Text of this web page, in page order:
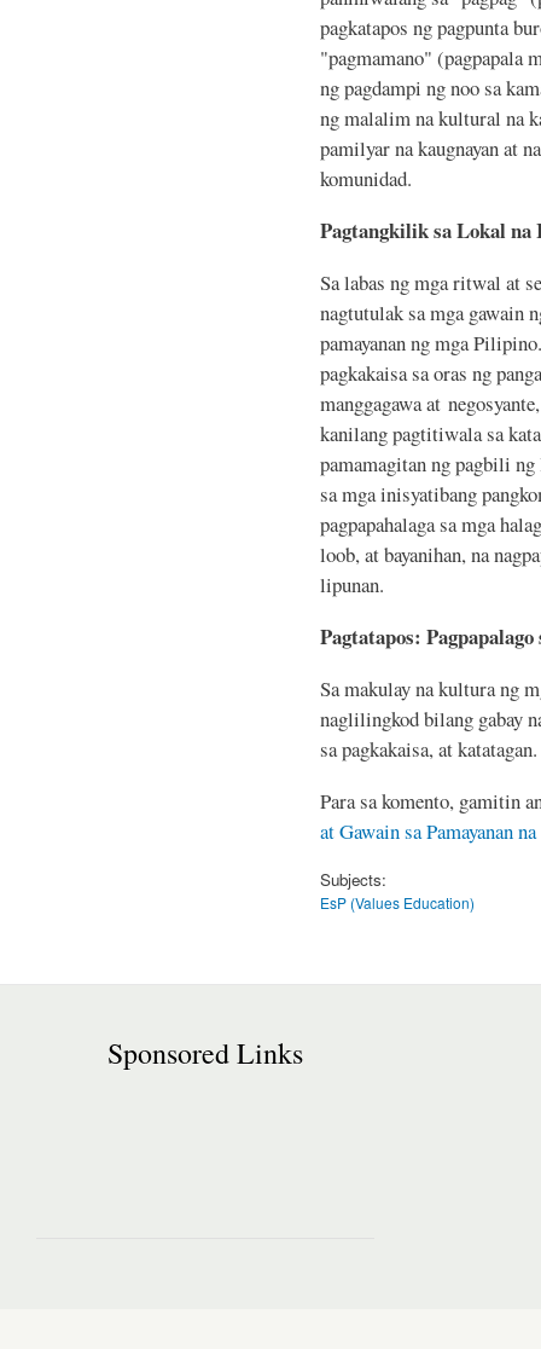
pagkatapos ng pagpunta
"pagmamano" (pagpapala
ng pagdampi ng noo sa
ng malalim na kultural na
pamilyar na kaugnayan at
komunidad.
Pagtangkilik sa Lokal
Sa labas ng mga ritwal at
nagtutulak sa mga gawain
pamayanan ng mga
pagkakaisa sa oras ng
manggagawa at
kanilang pagtitiwala sa
pamamagitan ng pagbili
sa mga inisyatibang
pagpapahalaga sa mga
loob, at bayanihan, na
lipunan.
Pagtatapos:
Sa makulay na kultura ng
naglilingkod bilang gabay
sa pagkakaisa, at
Para sa komento, gamitin
at Gawain sa Pamayanan
Subjects:
EsP (Values Education)
Sponsored Links